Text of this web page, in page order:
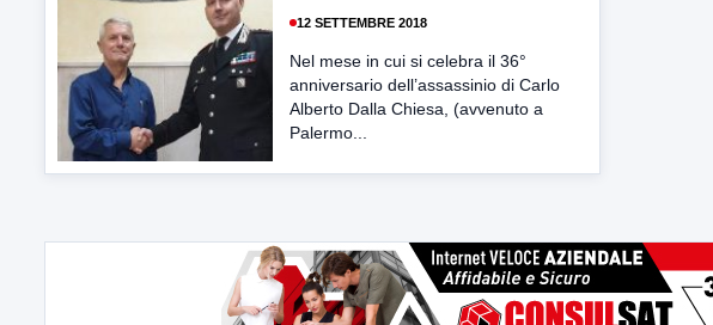
12 SETTEMBRE 2018
Nel mese in cui si celebra il 36°
anniversario dell’assassinio di Carlo
Alberto Dalla Chiesa, (avvenuto a
Palermo...